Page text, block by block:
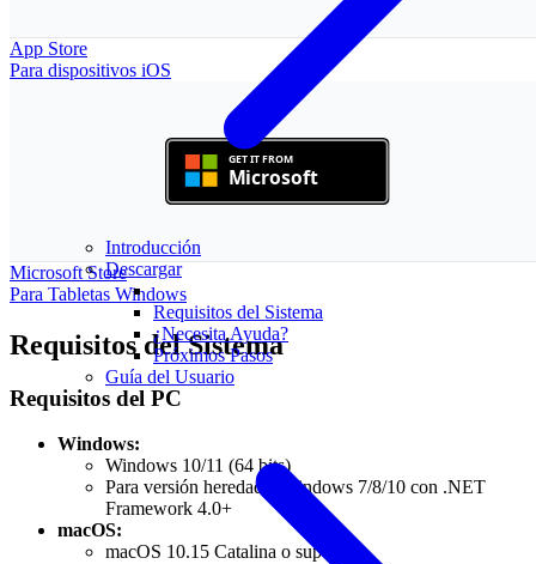
Introducción
Descargar
Requisitos del Sistema
¿Necesita Ayuda?
Próximos Pasos
Guía del Usuario
App Store
Para dispositivos iOS
Microsoft Store
Para Tabletas Windows
Requisitos del Sistema
Requisitos del PC
Windows:
Windows 10/11 (64 bits)
Para versión heredada: Windows 7/8/10 con .NET
Framework 4.0+
macOS:
macOS 10.15 Catalina o superior